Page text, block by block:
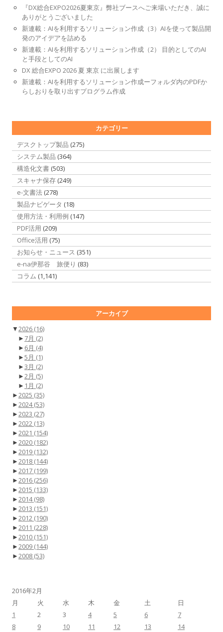
『DX総合EXPO2026夏東京』弊社ブースへご来場いただき、誠に
ありがとうございました
新連載：AIを利用するソリューション作成（3）AIを使って製品開
発のアイデアを詰める
新連載：AIを利用するソリューション作成（2） 目的としてのAI
と手段としてのAI
DX 総合EXPO 2026 夏 東京 に出展します
新連載：AIを利用するソリューション作成ーフォルダ内のPDFか
らしおりを取り出すプログラム作成
カテゴリー
デスクトップ製品 (275)
システム製品 (364)
構造化文書 (503)
スキャナ保存 (249)
e-文書法 (278)
製品ナビゲータ (18)
使用方法・利用例 (147)
PDF活用 (209)
Office活用 (75)
お知らせ・ニュース (351)
e-na伊那谷 旅便り (83)
コラム (1,141)
アーカイブ
▼2026 (16)
► 7月 (2)
► 6月 (4)
►5月 (1)
►3月 (2)
►2月 (5)
► 1月 (2)
►2025 (35)
►2024(53)
►2023 (27)
►2022 (13)
►2021 (154)
►2020 (182)
►2019 (132)
►2018 (144)
►2017 (199)
►2016 (256)
►2015 (133)
►2014(98)
►2013 (151)
►2012 (190)
►2011 (228)
►2010 (151)
►2009 (144)
►2008 (53)
2016年2月
月
火 水 木 金 土
日
1
2 3 4 5 6
7
8
9 10 11 12 13 14